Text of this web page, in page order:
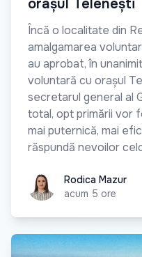
orașul Telenești
Încă o localitate din
amalgamarea
au aprobat, în
voluntară cu orașul
secretarul general al
total, opt primării vor
mai puternică, mai
răspundă nevoilor
Rodica MazurRodica Mazur
acum 5 ore